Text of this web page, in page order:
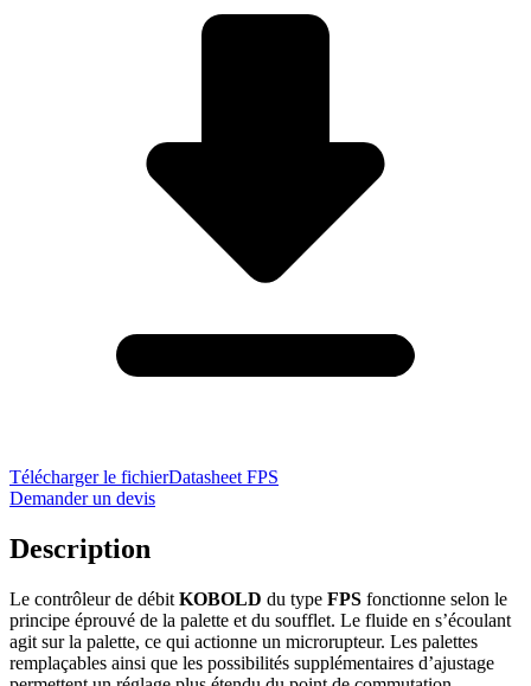
Télécharger le fichierDatasheet FPS
Demander un devis
Description
Le contrôleur de débit KOBOLD du type FPS fonctionne selon le
principe éprouvé de la palette et du soufflet. Le fluide en s’écoulant
agit sur la palette, ce qui actionne un microrupteur. Les palettes
remplaçables ainsi que les possibilités supplémentaires d’ajustage